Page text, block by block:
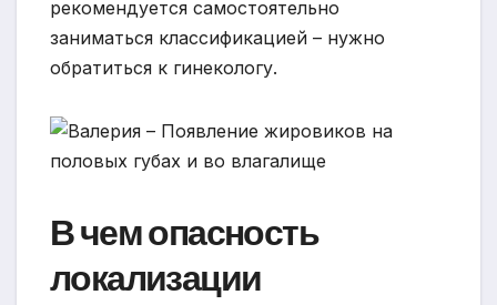
рекомендуется самостоятельно
заниматься классификацией – нужно
обратиться к гинекологу.
В чем опасность
локализации